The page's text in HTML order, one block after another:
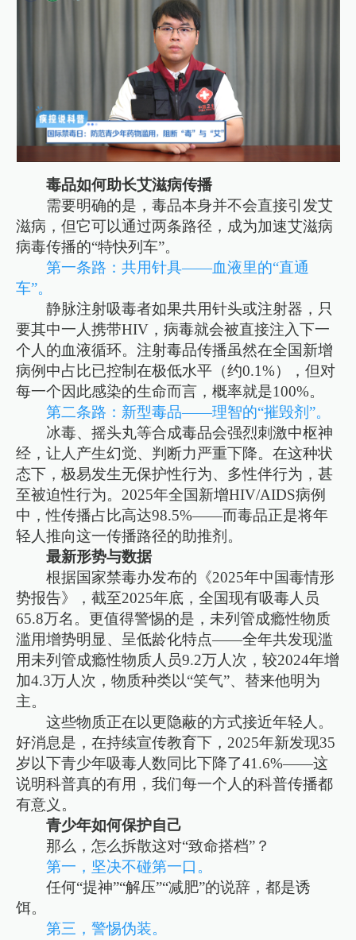
毒品如何助长艾滋病传播
需要明确的是，毒品本身并不会直接引发艾
滋病，但它可以通过两条路径，成为加速艾滋病
病毒传播的“特快列车”。
第一条路：共用针具——血液里的“直通
车”。
静脉注射吸毒者如果共用针头或注射器，只
要其中一人携带HIV，病毒就会被直接注入下一
个人的血液循环。注射毒品传播虽然在全国新增
病例中占比已控制在极低水平（约0.1%），但对
每一个因此感染的生命而言，概率就是100%。
第二条路：新型毒品——理智的“摧毁剂”。
冰毒、摇头丸等合成毒品会强烈刺激中枢神
经，让人产生幻觉、判断力严重下降。在这种状
态下，极易发生无保护性行为、多性伴行为，甚
至被迫性行为。2025年全国新增HIV/AIDS病例
中，性传播占比高达98.5%——而毒品正是将年
轻人推向这一传播路径的助推剂。
最新形势与数据
根据国家禁毒办发布的《2025年中国毒情形
势报告》，截至2025年底，全国现有吸毒人员
65.8万名。更值得警惕的是，未列管成瘾性物质
滥用增势明显、呈低龄化特点——全年共发现滥
用未列管成瘾性物质人员9.2万人次，较2024年增
加4.3万人次，物质种类以“笑气”、替来他明为
主。
这些物质正在以更隐蔽的方式接近年轻人。
好消息是，在持续宣传教育下，2025年新发现35
岁以下青少年吸毒人数同比下降了41.6%——这
说明科普真的有用，我们每一个人的科普传播都
有意义。
青少年如何保护自己
那么，怎么拆散这对“致命搭档”？
第一，坚决不碰第一口。
任何“提神”“解压”“减肥”的说辞，都是诱
饵。
第三，警惕伪装。